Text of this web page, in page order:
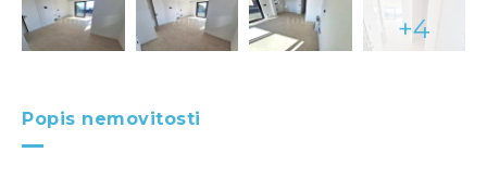
+4
Popis nemovitosti